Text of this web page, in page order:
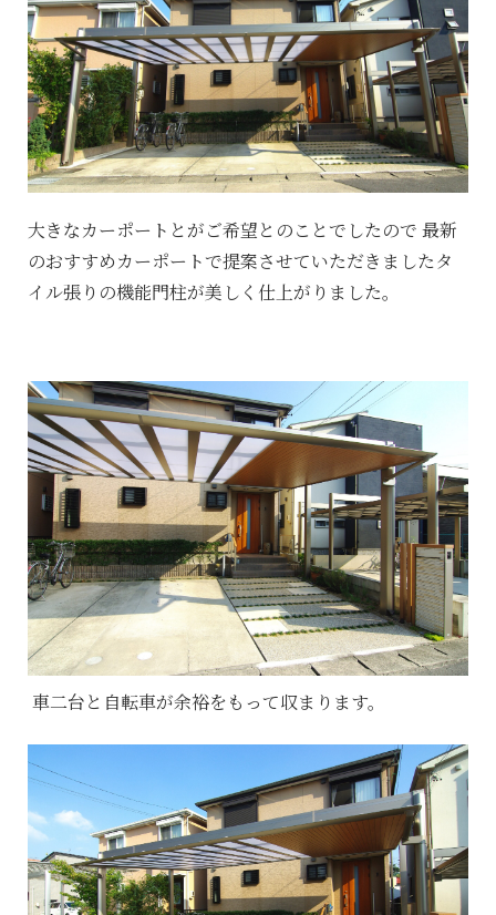
大きなカーポートとがご希望とのことでしたので 最新
のおすすめカーポートで提案させていただきましたタ
イル張りの機能門柱が美しく仕上がりました。
車二台と自転車が余裕をもって収まります。